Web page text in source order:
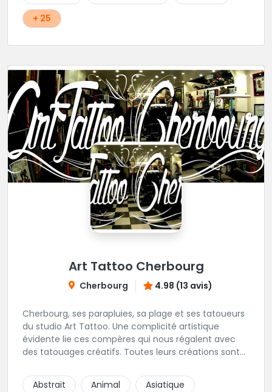
+ 25
Art Tattoo Cherbourg
Cherbourg 4.98 (13 avis)
Cherbourg, ses parapluies, sa plage et ses tatoueurs
du studio Art Tattoo. Une complicité artistique
évidente lie ces compères qui nous régalent avec
des tatouages créatifs. Toutes leurs créations sont
d'hygiène les plus strictes. Du new-school, du old
Abstrait Animal Asiatique